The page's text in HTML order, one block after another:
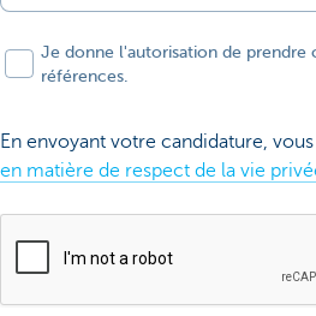
Je donne l'autorisation de prendre
références.
En envoyant votre candidature,
en matière de respect de la vie